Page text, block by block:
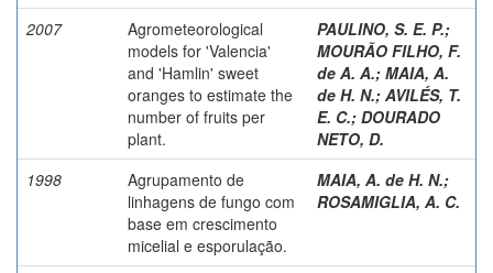
2007
Agrometeorological
models for 'Valencia'
and 'Hamlin' sweet
oranges to estimate the
number of fruits per
plant.
PAULINO, S. E. P.;
MOURÃO FILHO, F.
de A. A.; MAIA, A.
de H. N.; AVILÉS, T.
E. C.; DOURADO
NETO, D.
1998
Agrupamento de
linhagens de fungo com
base em crescimento
micelial e esporulação.
MAIA, A. de H. N.;
ROSAMIGLIA, A. C.